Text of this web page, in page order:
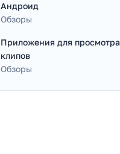
Андроид
Обзоры
Приложения для
клипов
Обзоры